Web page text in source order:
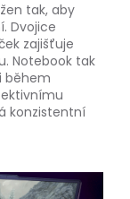
tak, aby
Dvojice
zajišťuje
Notebook tak
i během
konzistentní